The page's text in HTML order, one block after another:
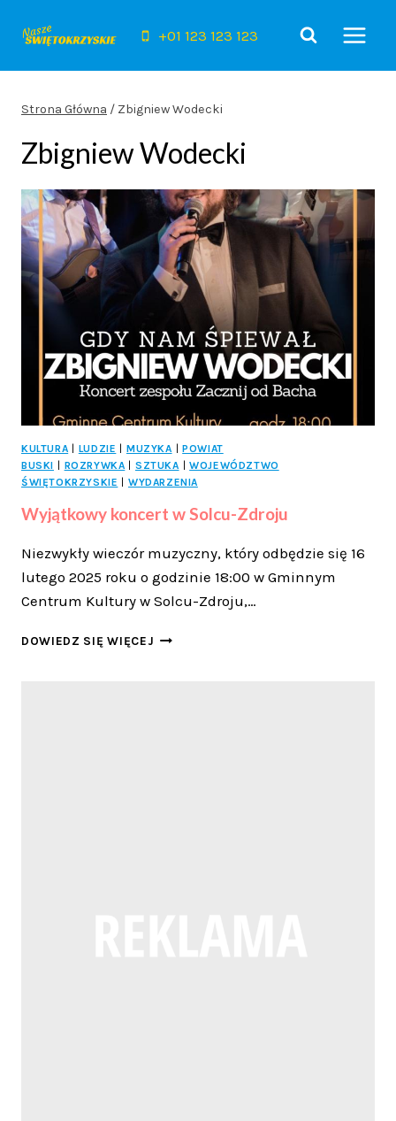
+01 123 123 123
Strona Główna / Zbigniew Wodecki
Zbigniew Wodecki
KULTURA LUDZIE MUZYKA
POWIAT
BUSKI
ROZRYWKA SZTUKA
WOJEWÓDZTWO
ŚWIĘTOKRZYSKIE
WYDARZENIA
Wyjątkowy koncert w Solcu-Zdroju
Niezwykły wieczór muzyczny, który odbędzie się 16
lutego 2025 roku o godzinie 18:00 w Gminnym
Centrum Kultury w Solcu-Zdroju,…
DOWIEDZ SIĘ WIĘCEJ WYJĄTKOWY